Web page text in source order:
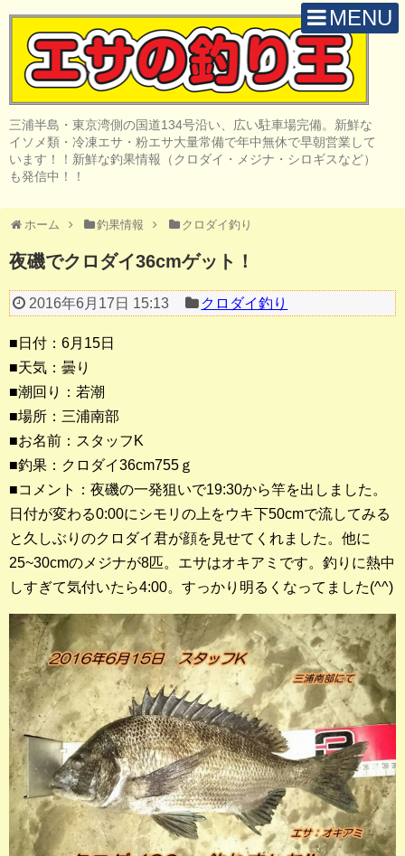
MENU
三浦半島・東京湾側の国道134号沿い、広い駐車場完備。新鮮な
イソメ類・冷凍エサ・粉エサ大量常備で年中無休で早朝営業して
います！！新鮮な釣果情報（クロダイ・メジナ・シロギスなど）
も発信中！！
ホーム 釣果情報 クロダイ釣り
夜磯でクロダイ36cmゲット！
2016年6月17日 15:13 クロダイ釣り
■日付：6月15日
■天気：曇り
■潮回り：若潮
■場所：三浦南部
■お名前：スタッフK
■釣果：クロダイ36cm755ｇ
■コメント：夜磯の一発狙いで19:30から竿を出しました。
日付が変わる0:00にシモリの上をウキ下50cmで流してみる
と久しぶりのクロダイ君が顔を見せてくれました。他に
25~30cmのメジナが8匹。エサはオキアミです。釣りに熱中
しすぎて気付いたら4:00。すっかり明るくなってました(^^)
H O M E
取 扱 商 品
釣 果 情 報
陸っぱりルアー
船・ボート釣り
その他の釣り
釣果ランキング
2023年 クロダイ部門
2023年 メジナ部門
歴代釣果ランキング
クロダイ部門
メジナ部門
シロギス部門
過去の釣果ランキング
ブログ・釣行記
スタッフブログ
店長釣行記